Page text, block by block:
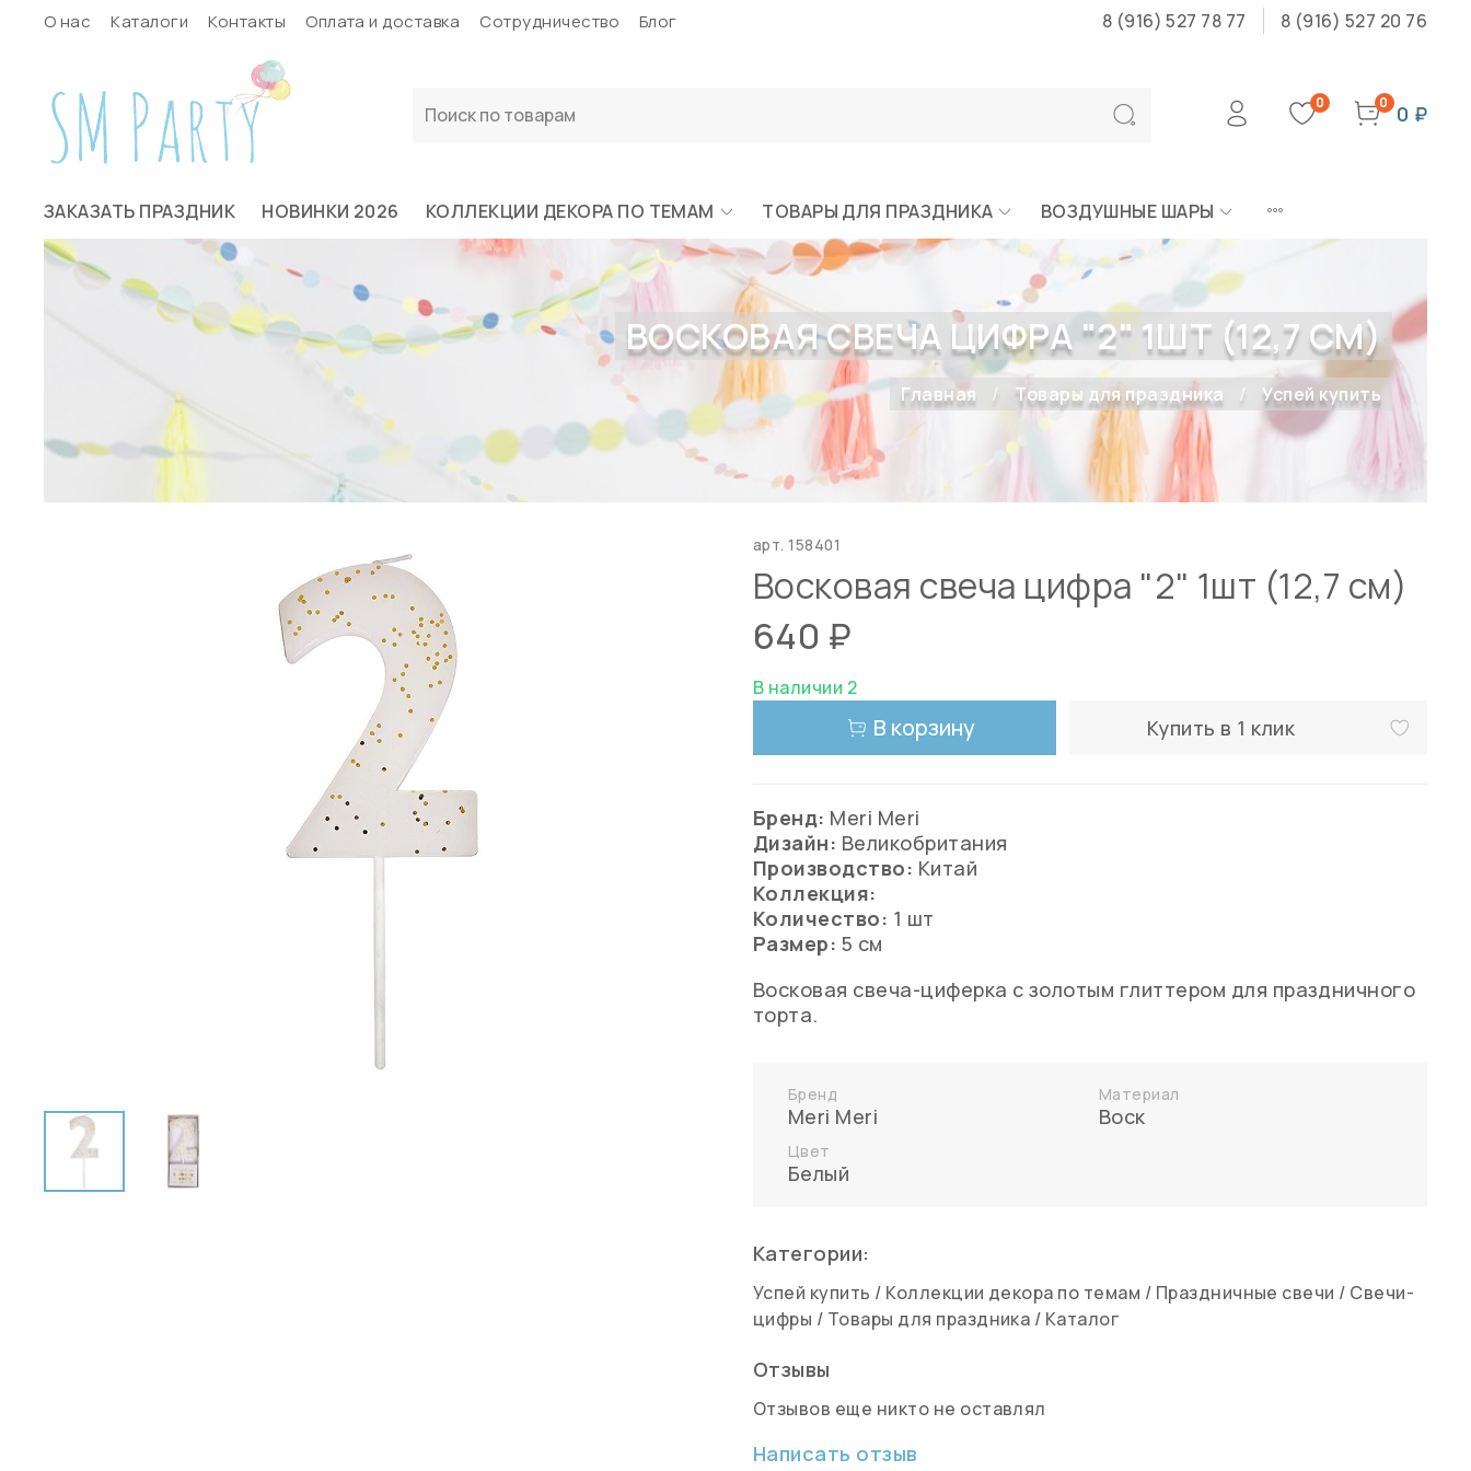
О нас Каталоги Контакты Оплата и доставка Сотрудничество Блог 8 (916) 527 78 77 8 (916) 527 20 76
0 0 0 ₽
ЗАКАЗАТЬ ПРАЗДНИК НОВИНКИ 2026 КОЛЛЕКЦИИ ДЕКОРА ПО ТЕМАМ ТОВАРЫ ДЛЯ ПРАЗДНИКА ВОЗДУШНЫЕ ШАРЫ
ВОСКОВАЯ СВЕЧА ЦИФРА "2" 1ШТ (12,7 СМ)
Главная Товары для праздника Успей купить
арт.158401
Восковая свеча цифра "2" 1шт (12,7 см)
640 ₽
В наличии 2
В корзину Купить в 1 клик
Бренд: Meri Meri
Дизайн: Великобритания
Производство: Китай
Коллекция:
Количество: 1 шт
Размер: 5 см
Восковая свеча-циферка с золотым глиттером для праздничного
торта.
Бренд
Meri Meri
Материал
Воск
Цвет
Белый
Категории:
Успей купить / Коллекции декора по темам / Праздничные свечи / Свечи-
цифры / Товары для праздника / Каталог
Отзывы
Отзывов еще никто не оставлял
Написать отзыв